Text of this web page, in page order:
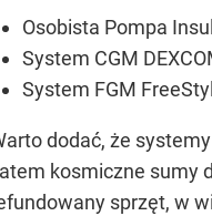
Osobista Pompa
System CGM
System FGM
dodać, że
kosmiczne sumy
sprzęt, w